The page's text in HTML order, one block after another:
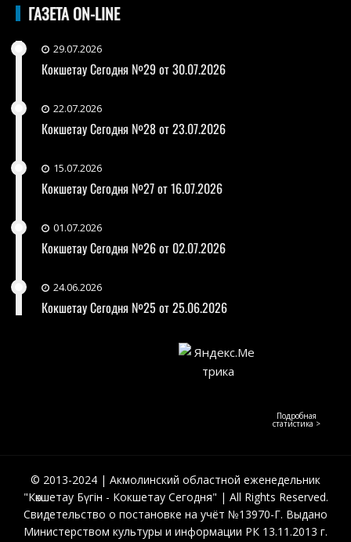
ГАЗЕТА ON-LINE
29.07.2026
Кокшетау Сегодня №29 от 30.07.2026
22.07.2026
Кокшетау Сегодня №28 от 23.07.2026
15.07.2026
Кокшетау Сегодня №27 от 16.07.2026
01.07.2026
Кокшетау Сегодня №26 от 02.07.2026
24.06.2026
Кокшетау Сегодня №25 от 25.06.2026
Подробная
статистика >
© 2013-2024 | Акмолинский областной еженедельник
"Көкшетау Бүгін - Кокшетау Сегодня" | All Rights Reserved.
Свидетельство о постановке на учёт №13970-Г. Выдано
Министерством культуры и информации РК 13.11.2013 г.